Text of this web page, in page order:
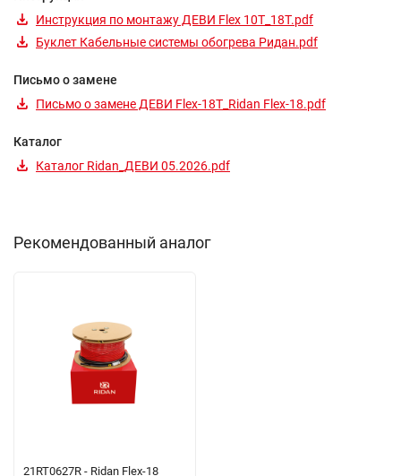
Инструкция по монтажу ДЕВИ Flex 10T_18T.pdf
Буклет Кабельные системы обогрева Ридан.pdf
Письмо о замене
Письмо о замене ДЕВИ Flex-18T_Ridan Flex-18.pdf
Каталог
Каталог Ridan_ДЕВИ 05.2026.pdf
Рекомендованный аналог
21RT0627R - Ridan Flex-18